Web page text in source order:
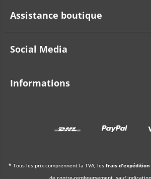
Assistance boutique
Social Media
Informations
* Tous les prix comprennent la TVA, les frais d'expédition